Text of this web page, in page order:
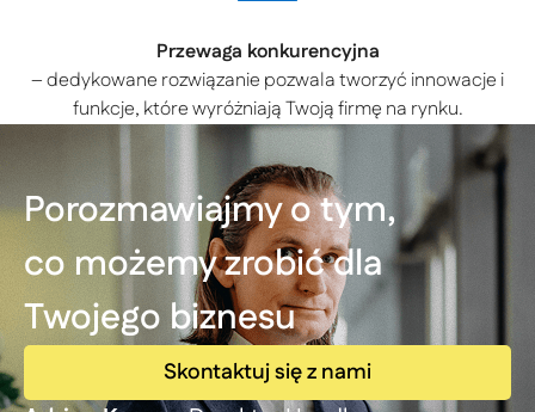
Przewaga konkurencyjna
– dedykowane rozwiązanie pozwala tworzyć innowacje i
funkcje, które wyróżniają Twoją firmę na rynku.
Porozmawiajmy o tym,
co możemy zrobić dla
Twojego biznesu
Skontaktuj się z nami